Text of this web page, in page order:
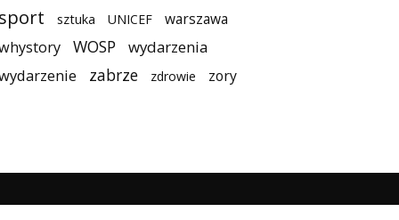
sztuka UNICEF
warszawa
WOSP
wydarzenia
zabrze zdrowie zory